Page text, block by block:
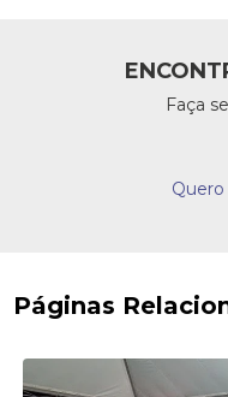
Faça
Páginas